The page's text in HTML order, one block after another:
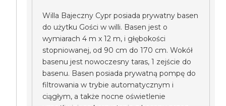
Willa Bajeczny Cypr posiada prywatny basen
do użytku Gości w willi. Basen jest o
wymiarach 4 m x 12 m, i głębokości
stopniowanej, od 90 cm do 170 cm. Wokół
basenu jest nowoczesny taras, 1 zejście do
basenu. Basen posiada prywatną pompę do
filtrowania w trybie automatycznym i
ciągłym, a także nocne oświetlenie